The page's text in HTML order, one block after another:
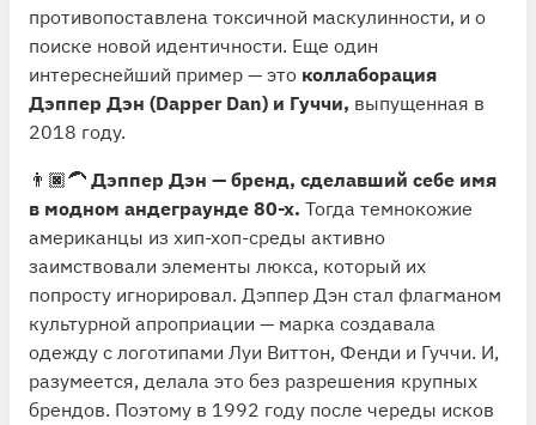
противопоставлена токсичной маскулинности, и о
поиске новой идентичности. Еще один
интереснейший пример — это коллаборация
Дэппер Дэн (Dapper Dan) и Гуччи, выпущенная в
2018 году.
👨🏿‍🦱 Дэппер Дэн — бренд, сделавший себе имя
в модном андеграунде 80-х. Тогда темнокожие
американцы из хип-хоп-среды активно
заимствовали элементы люкса, который их
попросту игнорировал. Дэппер Дэн стал флагманом
культурной апроприации — марка создавала
одежду с логотипами Луи Виттон, Фенди и Гуччи. И,
разумеется, делала это без разрешения крупных
брендов. Поэтому в 1992 году после череды исков